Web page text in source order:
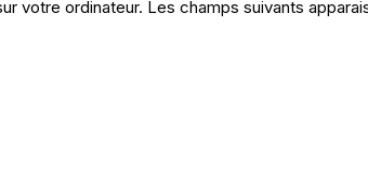
votre ordinateur. Les champs suivants